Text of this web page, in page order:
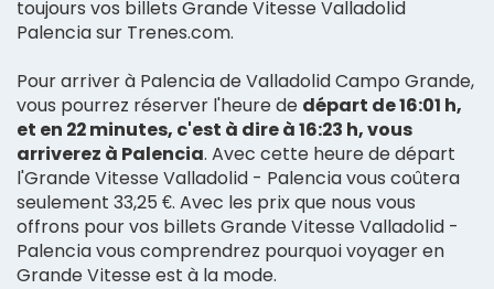
toujours vos billets Grande Vitesse Valladolid
Palencia sur Trenes.com.
Pour arriver à Palencia de Valladolid Campo Grande,
vous pourrez réserver l'heure de départ de 16:01 h,
et en 22 minutes, c'est à dire à 16:23 h, vous
arriverez à Palencia. Avec cette heure de départ
l'Grande Vitesse Valladolid - Palencia vous coûtera
seulement 33,25 €. Avec les prix que nous vous
offrons pour vos billets Grande Vitesse Valladolid -
Palencia vous comprendrez pourquoi voyager en
Grande Vitesse est à la mode.